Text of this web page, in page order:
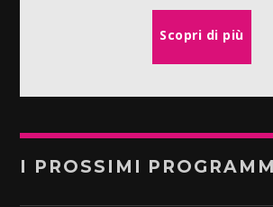
Scopri di più
I PROSSIMI